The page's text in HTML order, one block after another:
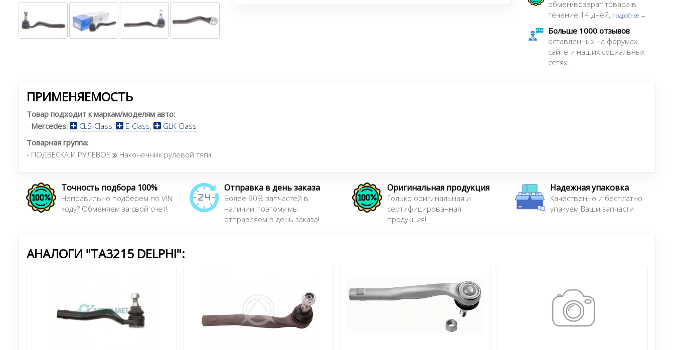
обмен/возврат товара в
течение 14 дней, подробнее →
Больше 1000 отзывов
оставленных на форумах,
сайте и наших социальных
сетях!
ПРИМЕНЯЕМОСТЬ
Товар подходит к маркам/моделям авто:
- Mercedes: CLS-Class, E-Class,
GLK-Class
Товарная группа:
- ПОДВЕСКА И РУЛЕВОЕ
Наконечник рулевой тяги
Точность подбора 100%
Неправильно подберем по VIN
коду? Обменяем за свой счет!
Отправка в день заказа
Более 90% запчастей в
наличии поэтому мы
отправляем в день заказа!
Оригинальная продукция
Только оригинальная и
сертифицированная
продукция!
Надежная упаковка
Качественно и бесплатно
упакуем Ваши запчасти
АНАЛОГИ "TA3215 DELPHI":